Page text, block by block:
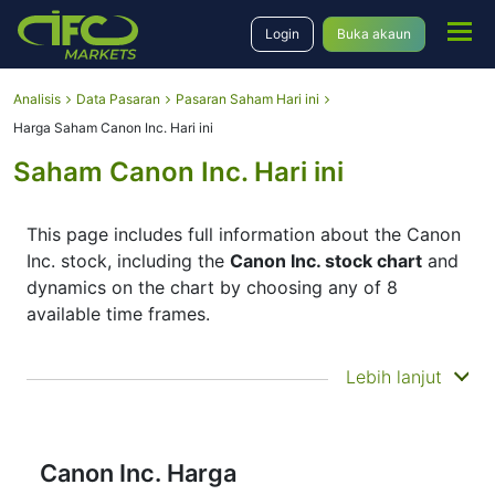
Login Buka akaun
Analisis Data Pasaran
Pasaran Saham Hari ini
Harga Saham Canon Inc. Hari ini
Saham Canon Inc. Hari ini
This page includes full information about the Canon
Inc. stock, including the Canon Inc. stock chart and
dynamics on the chart by choosing any of 8
available time frames.
By moving the start and end of the timeframe in the
type of display of the
Candles or Lines chart – through the buttons in the
Lebih lanjut
Canon Inc. Harga